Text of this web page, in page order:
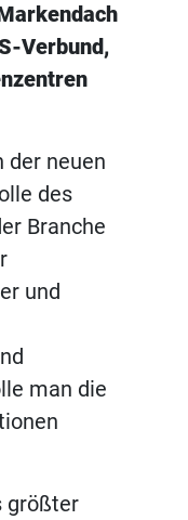
Verbund,
der neuen
des
Branche
und
man die
größter